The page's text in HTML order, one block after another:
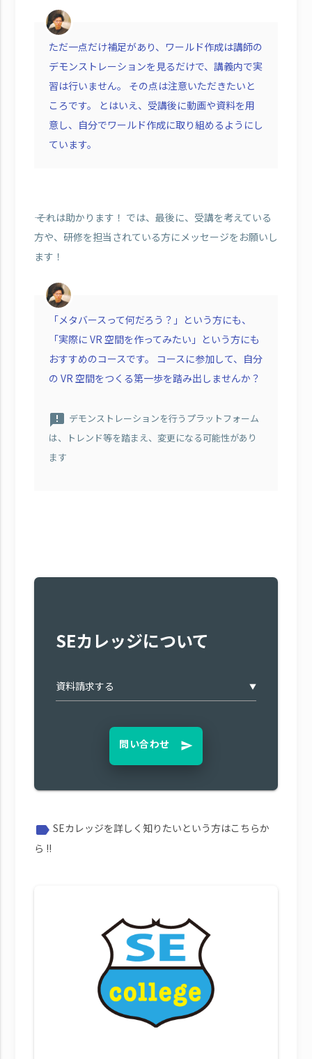
ただ一点だけ補足があり、ワールド作成は講師の
デモンストレーションを見るだけで、講義内で実
習は行いません。 その点は注意いただきたいと
ころです。 とはいえ、受講後に動画や資料を用
意し、自分でワールド作成に取り組めるようにし
ています。
―― それは助かります！ では、最後に、受講を考えている
方や、研修を担当されている方にメッセージをお願いし
ます！
「メタバースって何だろう？」という方にも、
「実際に VR 空間を作ってみたい」という方にも
おすすめのコースです。 コースに参加して、自分
の VR 空間をつくる第一歩を踏み出しませんか？
announcement デモンストレーションを行うプラットフォーム
は、トレンド等を踏まえ、変更になる可能性があり
ます
SEカレッジについて
▼
問い合わせ send
label SEカレッジを詳しく知りたいという方はこちらか
ら !!